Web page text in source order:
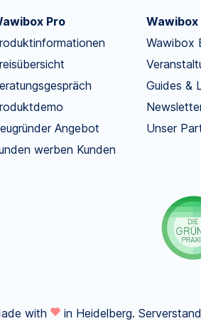
Pro
Angebot
werben Kunden
Wawibox
Wawibox
Guides &
Unser
with in Heidelberg.